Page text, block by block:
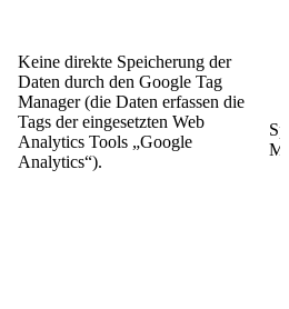
Keine direkte Speicherung der
Daten durch den Google Tag
Manager (die Daten erfassen die
Tags der eingesetzten Web
Analytics Tools „Google
Analytics“).